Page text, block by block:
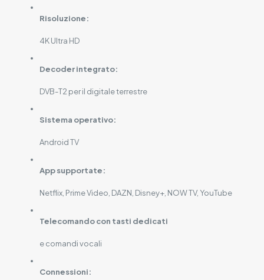
Risoluzione:
4K Ultra HD
Decoder integrato:
DVB-T2 per il digitale terrestre
Sistema operativo:
Android TV
App supportate:
Netflix, Prime Video, DAZN, Disney+, NOW TV, YouTube
Telecomando con tasti dedicati
e comandi vocali
Connessioni: